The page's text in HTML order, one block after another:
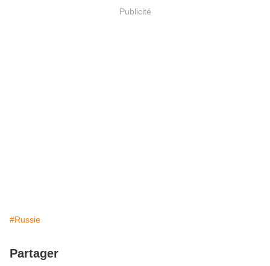
Publicité
#Russie
Partager